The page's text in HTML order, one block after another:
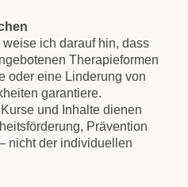
ich darauf hin, dass
Therapieformen
oder eine Linderung von
garantiere.
und Inhalte dienen
Prävention
nicht der individuellen